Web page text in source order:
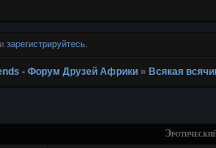
зарегистрируйтесь.
- Форум Друзей Африки » Всякая